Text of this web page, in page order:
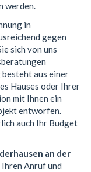
werden.
in
gegen
sich von uns
aus einer
Hauses oder Ihrer
mit Ihnen ein
entworfen.
auch Ihr Budget
an der
Anruf und